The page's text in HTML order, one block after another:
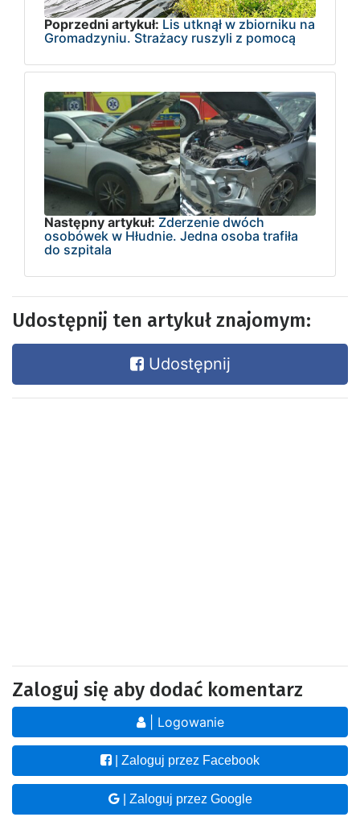
Poprzedni artykuł: Lis utknął w zbiorniku na
Gromadzyniu. Strażacy ruszyli z pomocą
Następny artykuł: Zderzenie dwóch
osobówek w Hłudnie. Jedna osoba trafiła
do szpitala
Udostępnij ten artykuł znajomym:
Udostępnij
Zaloguj się aby dodać komentarz
| Logowanie
| Zaloguj przez Facebook
| Zaloguj przez Google